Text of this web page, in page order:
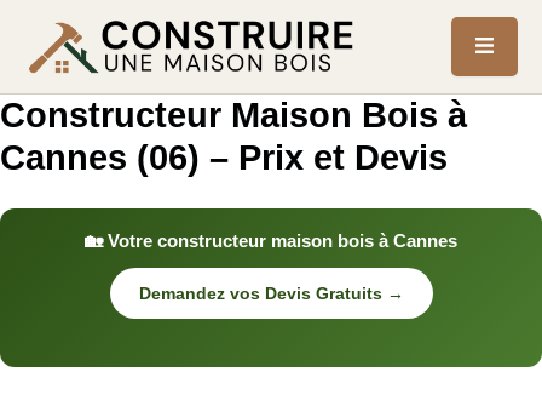
Constructeur Maison Bois à
Cannes (06) – Prix et Devis
🏡 Votre constructeur maison bois à Cannes
Demandez vos Devis Gratuits →